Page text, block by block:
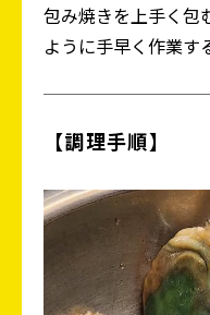
包み焼きを上手く包
ように手早く作業す
【調理手順】